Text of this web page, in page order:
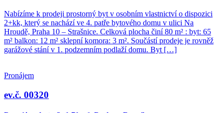
Nabízíme k prodeji prostorný byt v osobním vlastnictví o dispozici
2+kk, který se nachází ve 4. patře bytového domu v ulici Na
Hroudě, Praha 10 – Strašnice. Celková plocha činí 80 m² : byt: 65
m² balkon: 12 m² sklepní komora: 3 m². Součástí prodeje je rovněž
garážové stání v 1. podzemním podlaží domu. Byt […]
Pronájem
ev.č. 00320